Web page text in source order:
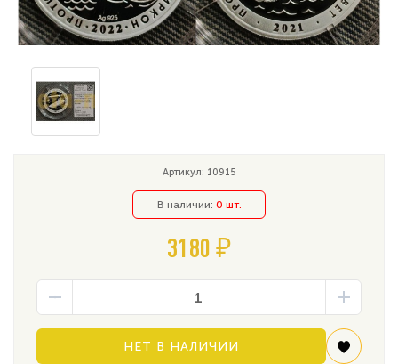
Артикул: 10915
В наличии: 0 шт.
3180 ₽
НЕТ В НАЛИЧИИ